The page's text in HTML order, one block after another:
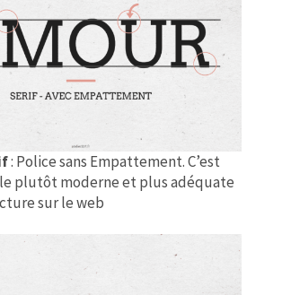
: Police sans Empattement. C’est
plutôt moderne et plus adéquate
sur le web